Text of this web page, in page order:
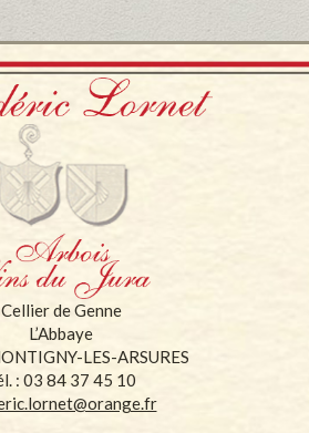
Cellier de Genne
L’Abbaye
LES-ARSURES
: 03 84 37 45 10